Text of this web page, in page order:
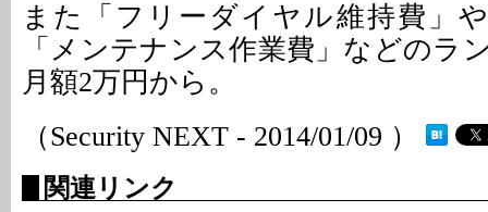
また「フリーダイヤル維持費」
「メンテナンス作業費」などのラ
月額2万円から。
（Security NEXT - 2014/01/09 ）
関連リンク